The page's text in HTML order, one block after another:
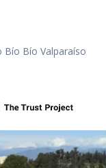
Bío Bío Valparaíso